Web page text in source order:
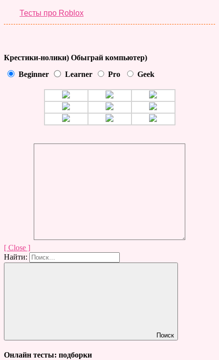
Тесты про Roblox
Крестики-нолики) Обыграй компьютер)
Beginner Learner Pro Geek
[ Close ]
Найти:
Поиск
Онлайн тесты: подборки